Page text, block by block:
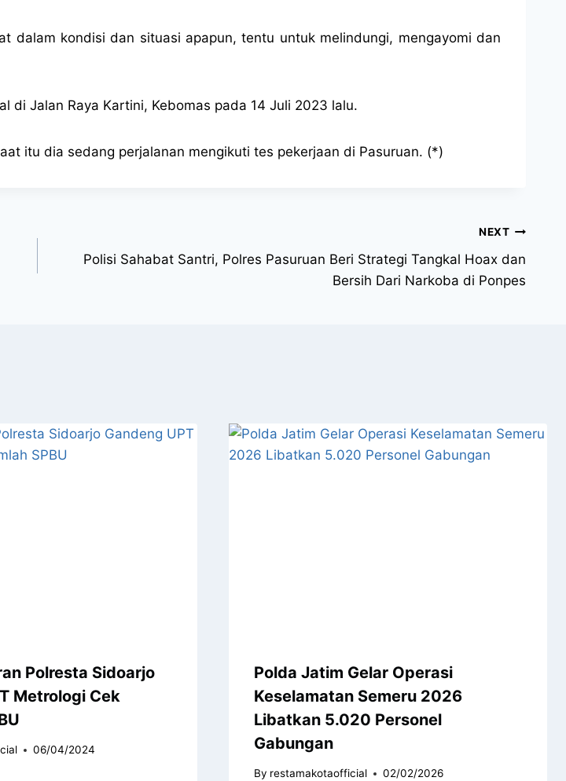
dalam kondisi dan situasi apapun, tentu untuk melindungi, mengayomi dan
di Jalan Raya Kartini, Kebomas pada 14 Juli 2023 lalu.
itu dia sedang perjalanan mengikuti tes pekerjaan di Pasuruan. (*)
NEXT
Polisi Sahabat Santri, Polres Pasuruan Beri Strategi Tangkal Hoax dan
Bersih Dari Narkoba di Ponpes
Polresta Sidoarjo
Metrologi Cek
06/04/2024
Polda Jatim Gelar Operasi
Keselamatan Semeru 2026
Libatkan 5.020 Personel
Gabungan
By restamakotaofficial 02/02/2026